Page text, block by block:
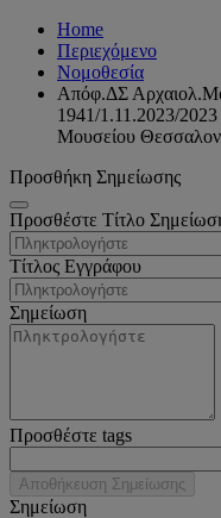
Home
Περιεχόμενο
Νομοθεσία
Απόφ.ΔΣ
1941/1.11.2023/2023
Μουσείου
Προσθήκη Σημείωσης
Προσθέστε Τίτλο
Τίτλος Εγγράφου
Σημείωση
Προσθέστε tags
Αποθήκευση Σημείωσης
Σημείωση